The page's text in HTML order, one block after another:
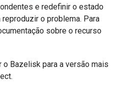
e redefinir o estado
o problema. Para
sobre o recurso
Bazelisk para a versão mais